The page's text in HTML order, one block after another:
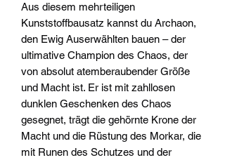
Aus diesem mehrteiligen
Kunststoffbausatz kannst du Archaon,
den Ewig Auserwählten bauen – der
ultimative Champion des Chaos, der
von absolut atemberaubender Größe
und Macht ist. Er ist mit zahllosen
dunklen Geschenken des Chaos
gesegnet, trägt die gehörnte Krone der
Macht und die Rüstung des Morkar, die
mit Runen des Schutzes und der